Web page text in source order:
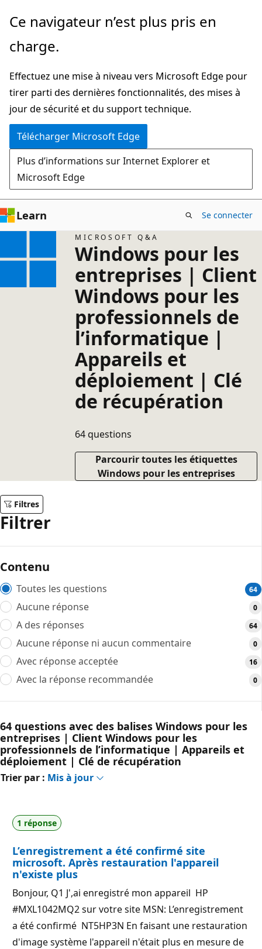
Passer
directement
au
principal
Ce navigateur n’est plus pris en
charge.
Effectuez une mise à niveau vers Microsoft Edge pour
tirer parti des dernières fonctionnalités, des mises à
jour de sécurité et du support technique.
Télécharger Microsoft Edge
Plus d’informations sur Internet Explorer et
Microsoft Edge
Learn Se connecter
MICROSOFT Q&A
Windows pour les
entreprises | Client
Windows pour les
professionnels de
l’informatique |
Appareils et
déploiement | Clé
de récupération
64 questions
Parcourir toutes les étiquettes
Windows pour les entreprises
Filtres
Filtrer
Contenu
Toutes les questions 64
Aucune réponse 0
A des réponses 64
Aucune réponse ni aucun commentaire 0
Avec réponse acceptée 16
Avec la réponse recommandée 0
64 questions avec des balises Windows pour les
entreprises | Client Windows pour les
professionnels de l’informatique | Appareils et
déploiement | Clé de récupération
Trier par : Mis à jour
1 réponse
L’enregistrement a été confirmé site
microsoft. Après restauration l'appareil
n'existe plus
Bonjour, Q1 J',ai enregistré mon appareil HP
#MXL1042MQ2 sur votre site MSN: L’enregistrement
a été confirmé NT5HP3N En faisant une restauration
d'image système l'appareil n'était plus en mesure de